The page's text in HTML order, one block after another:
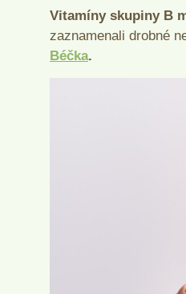
Vitamíny skupiny B
zaznamenali drobné
Béčka.